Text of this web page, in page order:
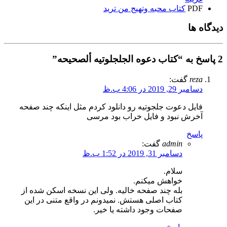
PDF کتاب محبه وتهیج من ترید
دیدگاه ها
2 پاسخ به “کتاب دعوه الجلجلوتیه ألصحیحه”
reza گفت:
دسامبر 29, 2019 در 4:06 ب.ظ
فایل دعوت جلجوتیه رو دانلود کردم مثل اینکه چند صفحه
آخرش نبود و فایل خراب بود مرسی
پاسخ
admin گفت:
دسامبر 31, 2019 در 1:52 ب.ظ
سلام.
خواهش میکنم.
بله چند صفحه خالیه. ولی این نسخه اسکن شده از
کتاب اصلی هستش. نمیدونم در واقع متنی در این
صفحات وجود داشته یا خیر.